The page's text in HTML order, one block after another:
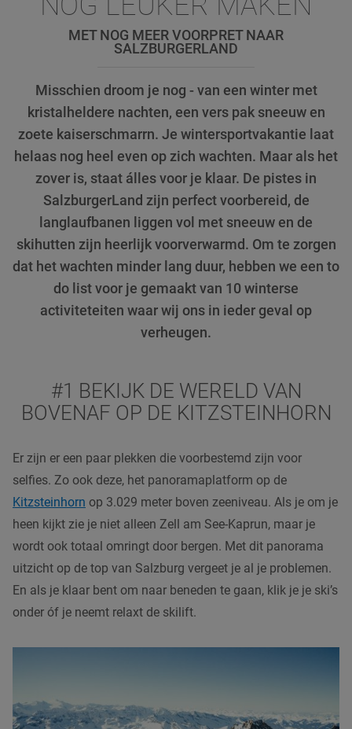
MET NOG MEER VOORPRET NAAR
SALZBURGERLAND
Misschien droom je nog - van een winter met
kristalheldere nachten, een vers pak sneeuw en
zoete kaiserschmarrn. Je wintersportvakantie laat
helaas nog heel even op zich wachten. Maar als het
zover is, staat álles voor je klaar. De pistes in
SalzburgerLand zijn perfect voorbereid, de
langlaufbanen liggen vol met sneeuw en de
skihutten zijn heerlijk voorverwarmd. Om te zorgen
dat het wachten minder lang duur, hebben we een to
do list voor je gemaakt van 10 winterse
activiteteiten waar wij ons in ieder geval op
verheugen.
#1 BEKIJK DE WERELD VAN
BOVENAF OP DE KITZSTEINHORN
Er zijn er een paar plekken die voorbestemd zijn voor
selfies. Zo ook deze, het panoramaplatform op de
Kitzsteinhorn op 3.029 meter boven zeeniveau. Als je om je
heen kijkt zie je niet alleen Zell am See-Kaprun, maar je
wordt ook totaal omringt door bergen. Met dit panorama
uitzicht op de top van Salzburg vergeet je al je problemen.
En als je klaar bent om naar beneden te gaan, klik je je ski’s
onder óf je neemt relaxt de skilift.